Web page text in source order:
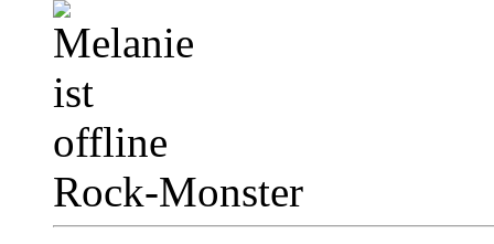
Rock-Monster